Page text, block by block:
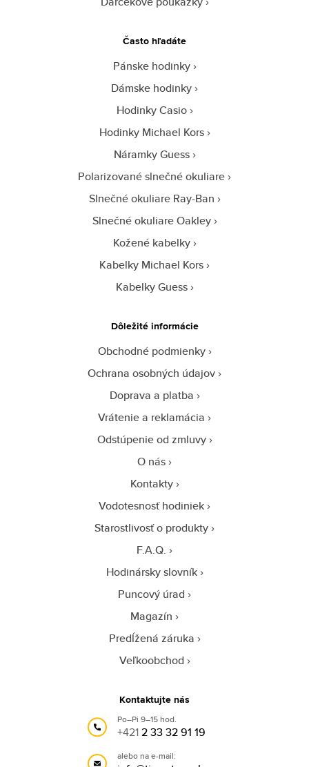
Často hľadáte
Pánske hodinky
Dámske hodinky
Hodinky Casio
Hodinky Michael Kors
Náramky Guess
Polarizované slnečné okuliare
Slnečné okuliare Ray-Ban
Slnečné okuliare Oakley
Kožené kabelky
Kabelky Michael Kors
Kabelky Guess
Dôležité informácie
Obchodné podmienky
Ochrana osobných údajov
Doprava a platba
Vrátenie a reklamácia
Odstúpenie od zmluvy
O nás
Kontakty
Vodotesnosť hodiniek
Starostlivosť o produkty
F.A.Q.
Hodinársky slovník
Puncový úrad
Magazín
Predĺžená záruka
Veľkoobchod
Kontaktujte nás
Po–Pi 9–15 hod.
+4212 33 32 91 19
alebo na e-mail: